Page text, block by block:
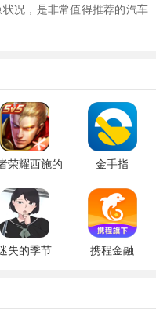
况，是非常值得推荐的汽车
荣耀西施的
金手指
失的季节
携程金融